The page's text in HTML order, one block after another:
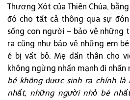
Thương Xót của Thiên Chúa,
đó cho tất cả thông qua sự
sống con người – bảo vệ những
ra cũng như bảo vệ những em
é bị vất bỏ. Mẹ dấn thân cho
không ngừng nhấn mạnh đi nhấn
bé không được sinh ra chính là
nhất, những người nhỏ bé